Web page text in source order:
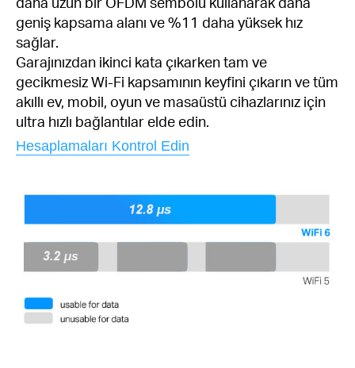
geniş kapsama alanı ve %11 daha yüksek hız
sağlar.
Garajınızdan ikinci kata çıkarken tam ve
gecikmesiz Wi-Fi kapsamının keyfini çıkarın ve tüm
akıllı ev, mobil, oyun ve masaüstü cihazlarınız için
ultra hızlı bağlantılar elde edin.
Hesaplamaları Kontrol Edin